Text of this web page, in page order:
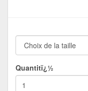
Quantitï¿½